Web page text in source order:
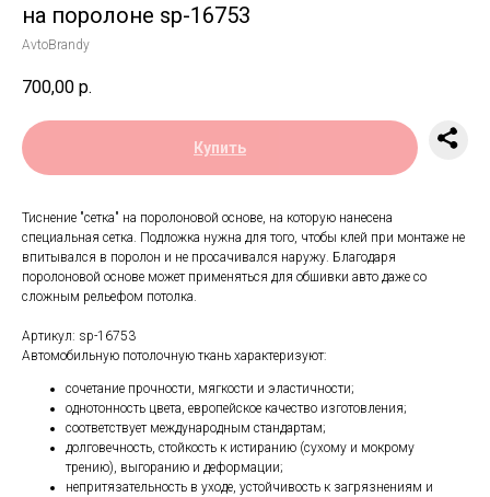
на поролоне sp-16753
AvtoBrandy
700,00 р.
Купить
Тиснение "сетка" на поролоновой основе, на которую нанесена
специальная сетка. Подложка нужна для того, чтобы клей при монтаже не
впитывался в поролон и не просачивался наружу. Благодаря
поролоновой основе может применяться для обшивки авто даже со
сложным рельефом потолка.
Артикул: sp-16753
Автомобильную потолочную ткань характеризуют:
сочетание прочности, мягкости и эластичности;
однотонность цвета, европейское качество изготовления;
соответствует международным стандартам;
долговечность, стойкость к истиранию (сухому и мокрому
трению), выгоранию и деформации;
непритязательность в уходе, устойчивость к загрязнениям и